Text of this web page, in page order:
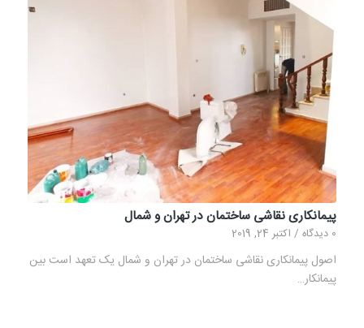
پیمانکاری نقاشی ساختمان در تهران و شمال
0 دیدگاه / اکتبر 24, 2019
اصول پیمانکاری نقاشی ساختمان در تهران و شمال یک تعهد است بین
پیمانکار…